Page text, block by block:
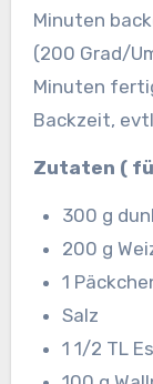
Minuten
(200 Grad/
Minuten
Backzeit,
Zutaten (
300 g
200 g
1
Salz
1 1/2 TL